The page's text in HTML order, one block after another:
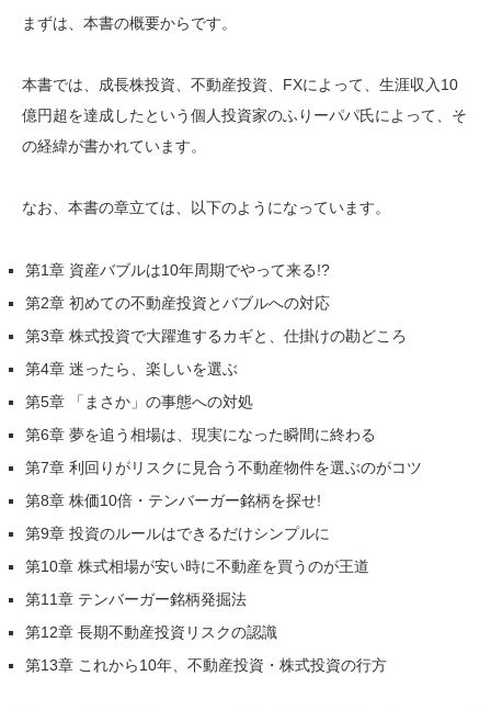
まずは、本書の概要からです。
本書では、成長株投資、不動産投資、FXによって、生涯収入10
億円超を達成したという個人投資家のふりーパパ氏によって、そ
の経緯が書かれています。
なお、本書の章立ては、以下のようになっています。
第1章 資産バブルは10年周期でやって来る!?
第2章 初めての不動産投資とバブルへの対応
第3章 株式投資で大躍進するカギと、仕掛けの勘どころ
第4章 迷ったら、楽しいを選ぶ
第5章 「まさか」の事態への対処
第6章 夢を追う相場は、現実になった瞬間に終わる
第7章 利回りがリスクに見合う不動産物件を選ぶのがコツ
第8章 株価10倍・テンバーガー銘柄を探せ!
第9章 投資のルールはできるだけシンプルに
第10章 株式相場が安い時に不動産を買うのが王道
第11章 テンバーガー銘柄発掘法
第12章 長期不動産投資リスクの認識
第13章 これから10年、不動産投資・株式投資の行方